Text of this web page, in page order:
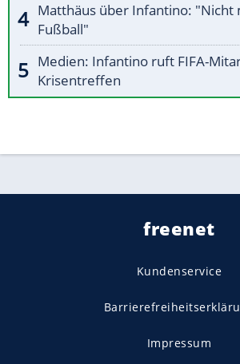
Matthäus über Infantino: "Nicht
Fußball"
Medien: Infantino ruft FIFA-
Krisentreffen
freenet
Kundenservice
Impressum